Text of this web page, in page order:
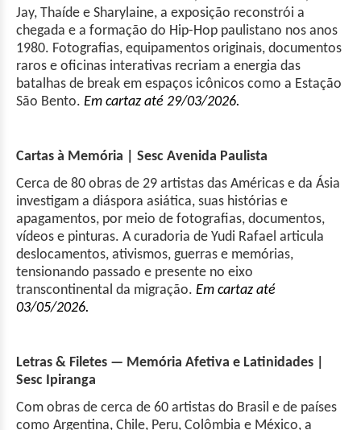
Jay, Thaíde e Sharylaine, a exposição reconstrói a
chegada e a formação do Hip-Hop paulistano nos anos
1980. Fotografias, equipamentos originais, documentos
raros e oficinas interativas recriam a energia das
batalhas de break em espaços icônicos como a Estação
São Bento. Em cartaz até 29/03/2026.
Cartas à Memória | Sesc Avenida Paulista
Cerca de 80 obras de 29 artistas das Américas e da Ásia
investigam a diáspora asiática, suas histórias e
apagamentos, por meio de fotografias, documentos,
vídeos e pinturas. A curadoria de Yudi Rafael articula
deslocamentos, ativismos, guerras e memórias,
tensionando passado e presente no eixo
transcontinental da migração. Em cartaz até
03/05/2026.
Letras & Filetes — Memória Afetiva e Latinidades |
Sesc Ipiranga
Com obras de cerca de 60 artistas do Brasil e de países
como Argentina, Chile, Peru, Colômbia e México, a